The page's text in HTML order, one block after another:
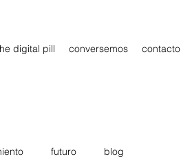
digital pill conversemos contacto
futuro blog